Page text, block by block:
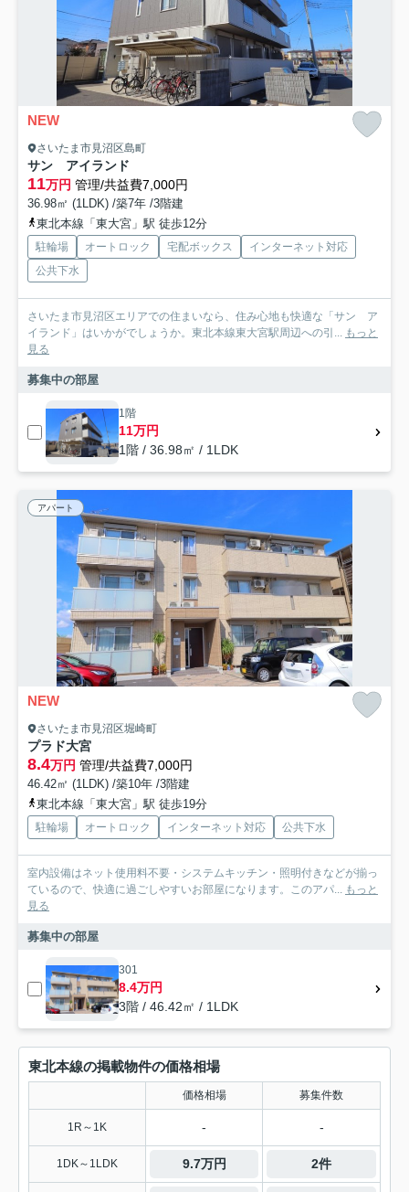
NEW
さいたま市見沼区島町
サン アイランド
11万円 管理/共益費7,000円
36.98㎡ (1LDK) /築7年 /3階建
東北本線「東大宮」駅 徒歩12分
駐輪場 オートロック 宅配ボックス
インターネット対応
公共下水
さいたま市見沼区エリアでの住まいなら、住み心地も快適な「サン ア
イランド」はいかがでしょうか。東北本線東大宮駅周辺への引... もっと
見る
募集中の部屋
1階
11万円
1階 / 36.98㎡ / 1LDK
アパート
NEW
さいたま市見沼区堀崎町
プラド大宮
8.4万円 管理/共益費7,000円
46.42㎡ (1LDK) /築10年 /3階建
東北本線「東大宮」駅 徒歩19分
駐輪場 オートロック インターネット対応 公共下水
室内設備はネット使用料不要・システムキッチン・照明付きなどが揃っ
ているので、快適に過ごしやすいお部屋になります。このアパ... もっと
見る
募集中の部屋
301
8.4万円
3階 / 46.42㎡ / 1LDK
東北本線の掲載物件の価格相場
価格相場 募集件数
1R～1K - -
1DK～1LDK 9.7万円 2件